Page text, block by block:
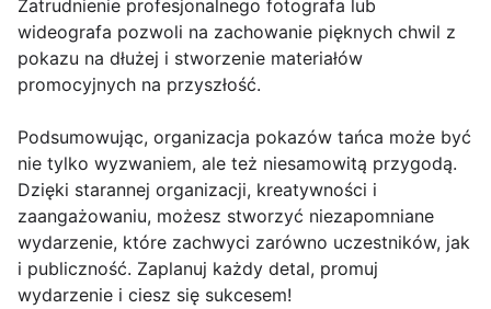
Zatrudnienie profesjonalnego fotografa lub
wideografa pozwoli na zachowanie pięknych chwil z
pokazu na dłużej i stworzenie materiałów
promocyjnych na przyszłość.
Podsumowując, organizacja pokazów tańca może być
nie tylko wyzwaniem, ale też niesamowitą przygodą.
Dzięki starannej organizacji, kreatywności i
zaangażowaniu, możesz stworzyć niezapomniane
wydarzenie, które zachwyci zarówno uczestników, jak
i publiczność. Zaplanuj każdy detal, promuj
wydarzenie i ciesz się sukcesem!